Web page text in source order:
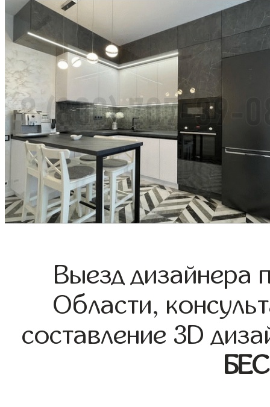
Выезд дизайнера
Области,
составление 3D